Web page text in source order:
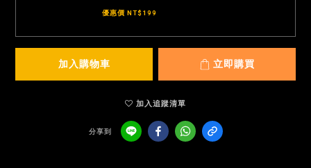
優惠價 NT$199
加入購物車 立即購買
加入追蹤清單
分享到